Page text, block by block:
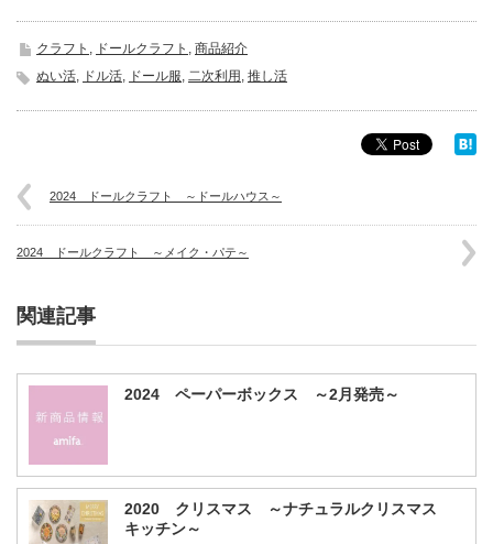
クラフト ドールクラフト
商品紹介
ぬい活
ドル活 ドール服 二次利用 推し活
2024 ドールクラフト ～ドールハウス～
2024 ドールクラフト ～メイク・パテ～
関連記事
2024 ペーパーボックス ～2月発売～
2020 クリスマス ～ナチュラルクリスマス
キッチン～